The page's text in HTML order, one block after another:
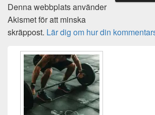
Denna webbplats använder
Akismet för att minska
skräppost. Lär dig om hur din
Primära
sidofältet
Widget
område